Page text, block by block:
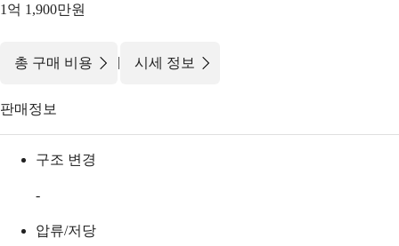
1억 1,900만원
총 구매 비용 | 시세 정보
판매정보
구조 변경
-
압류/저당